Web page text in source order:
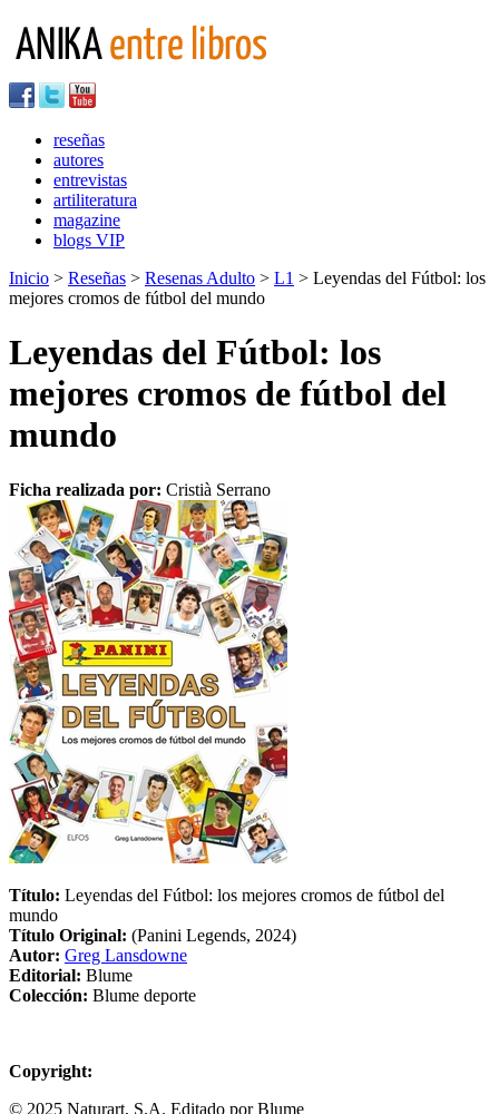
reseñas
autores
entrevistas
artiliteratura
magazine
blogs VIP
Inicio > Reseñas > Resenas Adulto > L1 > Leyendas del Fútbol: los
mejores cromos de fútbol del mundo
Leyendas del Fútbol: los
mejores cromos de fútbol del
mundo
Ficha realizada por: Cristià Serrano
Título: Leyendas del Fútbol: los mejores cromos de fútbol del
mundo
Título Original: (Panini Legends, 2024)
Autor: Greg Lansdowne
Editorial: Blume
Colección: Blume deporte
Copyright:
© 2025 Naturart, S.A. Editado por Blume